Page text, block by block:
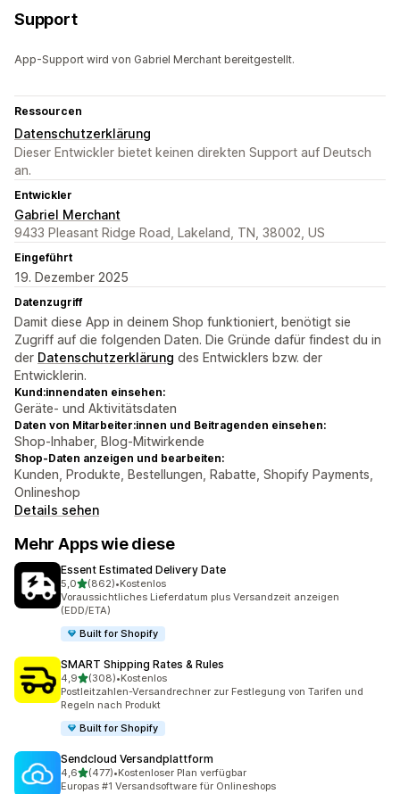
Support
App-Support wird von Gabriel Merchant bereitgestellt.
Ressourcen
Datenschutzerklärung
Dieser Entwickler bietet keinen direkten Support auf Deutsch
an.
Entwickler
Gabriel Merchant
9433 Pleasant Ridge Road, Lakeland, TN, 38002, US
Eingeführt
19. Dezember 2025
Datenzugriff
Damit diese App in deinem Shop funktioniert, benötigt sie
Zugriff auf die folgenden Daten. Die Gründe dafür findest du in
der Datenschutzerklärung des Entwicklers bzw. der
Entwicklerin.
Kund:innendaten einsehen:
Geräte- und Aktivitätsdaten
Daten von Mitarbeiter:innen und Beitragenden einsehen:
Shop-Inhaber, Blog-Mitwirkende
Shop-Daten anzeigen und bearbeiten:
Kunden, Produkte, Bestellungen, Rabatte, Shopify Payments,
Onlineshop
Details sehen
Mehr Apps wie diese
Essent Estimated Delivery Date
5,0von 5 Sternen
(862)
862 Rezensionen insgesamt
•Kostenlos
Voraussichtliches Lieferdatum plus Versandzeit anzeigen
(EDD/ETA)
Built for Shopify
SMART Shipping Rates & Rules
4,9von 5 Sternen
(308)
308 Rezensionen insgesamt
•Kostenlos
Postleitzahlen-Versandrechner zur Festlegung von Tarifen und
Regeln nach Produkt
Built for Shopify
Sendcloud Versandplattform
4,6von 5 Sternen
(477)
477 Rezensionen insgesamt
•Kostenloser Plan verfügbar
Europas #1 Versandsoftware für Onlineshops